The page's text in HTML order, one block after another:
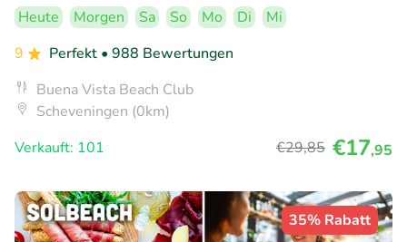
Heute Morgen Sa So Mo Di
Mi
9
Perfekt • 988 Bewertungen
Buena Vista Beach Club
Scheveningen (0km)
Verkauft: 101
€29,85 €17,95
35% Rabatt